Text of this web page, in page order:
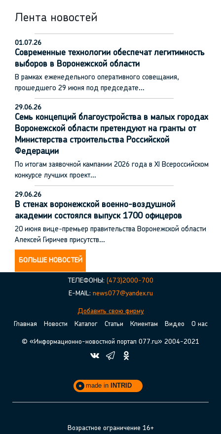
Лента новостей
01.07.26
Современные технологии обеспечат легитимность
выборов в Воронежской области
В рамках еженедельного оперативного совещания,
прошедшего 29 июня под председате…
29.06.26
Семь концепций благоустройства в малых городах
Воронежской области претендуют на гранты от
Министерства строительства Российской
Федерации
По итогам заявочной кампании 2026 года в XI Всероссийском
конкурсе лучших проект…
29.06.26
В стенах воронежской военно-воздушной
академии состоялся выпуск 1700 офицеров
20 июня вице-премьер правительства Воронежской области
Алексей Гиричев присутств…
БОЛЬШЕ НОВОСТЕЙ
ТЕЛЕФОНЫ: (473)2000-700
E-MAIL: news077@yandex.ru
Добавить свою фирму
Главная
Новости Каталог Статьи Клиентам Видео О нас
© «Информационно-новостной портал 077.ru» 2004-2021
made in INTRID
Возрастное ограничение 16+